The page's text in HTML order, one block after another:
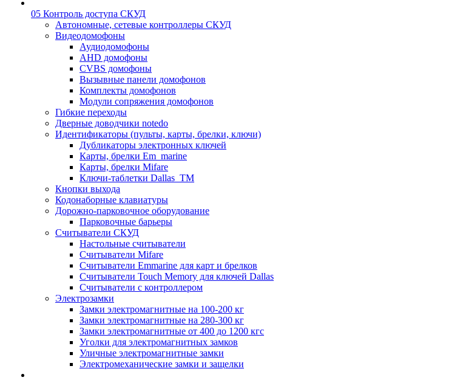
05 Контроль доступа СКУД
Автономные, сетевые контроллеры СКУД
Видеодомофоны
Аудиодомофоны
AHD домофоны
CVBS домофоны
Вызывные панели домофонов
Комплекты домофонов
Модули сопряжения домофонов
Гибкие переходы
Дверные доводчики notedo
Идентификаторы (пульты, карты, брелки, ключи)
Дубликаторы электронных ключей
Карты, брелки Em_marine
Карты, брелки Mifare
Ключи-таблетки Dallas_TM
Кнопки выхода
Кодонаборные клавиатуры
Дорожно-парковочное оборудование
Парковочные барьеры
Считыватели СКУД
Настольные считыватели
Считыватели Mifare
Считыватели Emmarine для карт и брелков
Считыватели Touch Memory для ключей Dallas
Считыватели с контроллером
Электрозамки
Замки электромагнитные на 100-200 кг
Замки электромагнитные на 280-300 кг
Замки электромагнитные от 400 до 1200 кгс
Уголки для электромагнитных замков
Уличные электромагнитные замки
Электромеханические замки и защелки